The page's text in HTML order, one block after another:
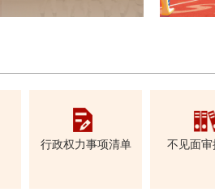
行政权力事项清单 不见面审